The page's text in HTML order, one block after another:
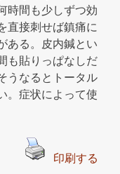
時間も少しずつ効
直接刺せば鎮痛に
ある。皮内鍼とい
も貼りっぱなしだ
うなるとトータル
。症状によって使
印刷する